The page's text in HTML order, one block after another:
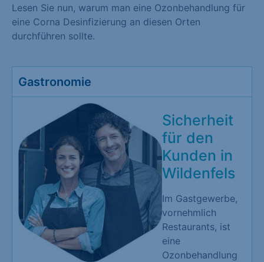
Lesen Sie nun, warum man eine Ozonbehandlung für
eine Corna Desinfizierung an diesen Orten
durchführen sollte.
Gastronomie
Sicherheit
für den
Kunden in
Wildenfels
Im Gastgewerbe,
vornehmlich
Restaurants, ist
eine
Ozonbehandlung